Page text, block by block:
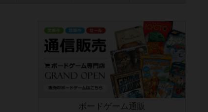
ボードゲーム通販